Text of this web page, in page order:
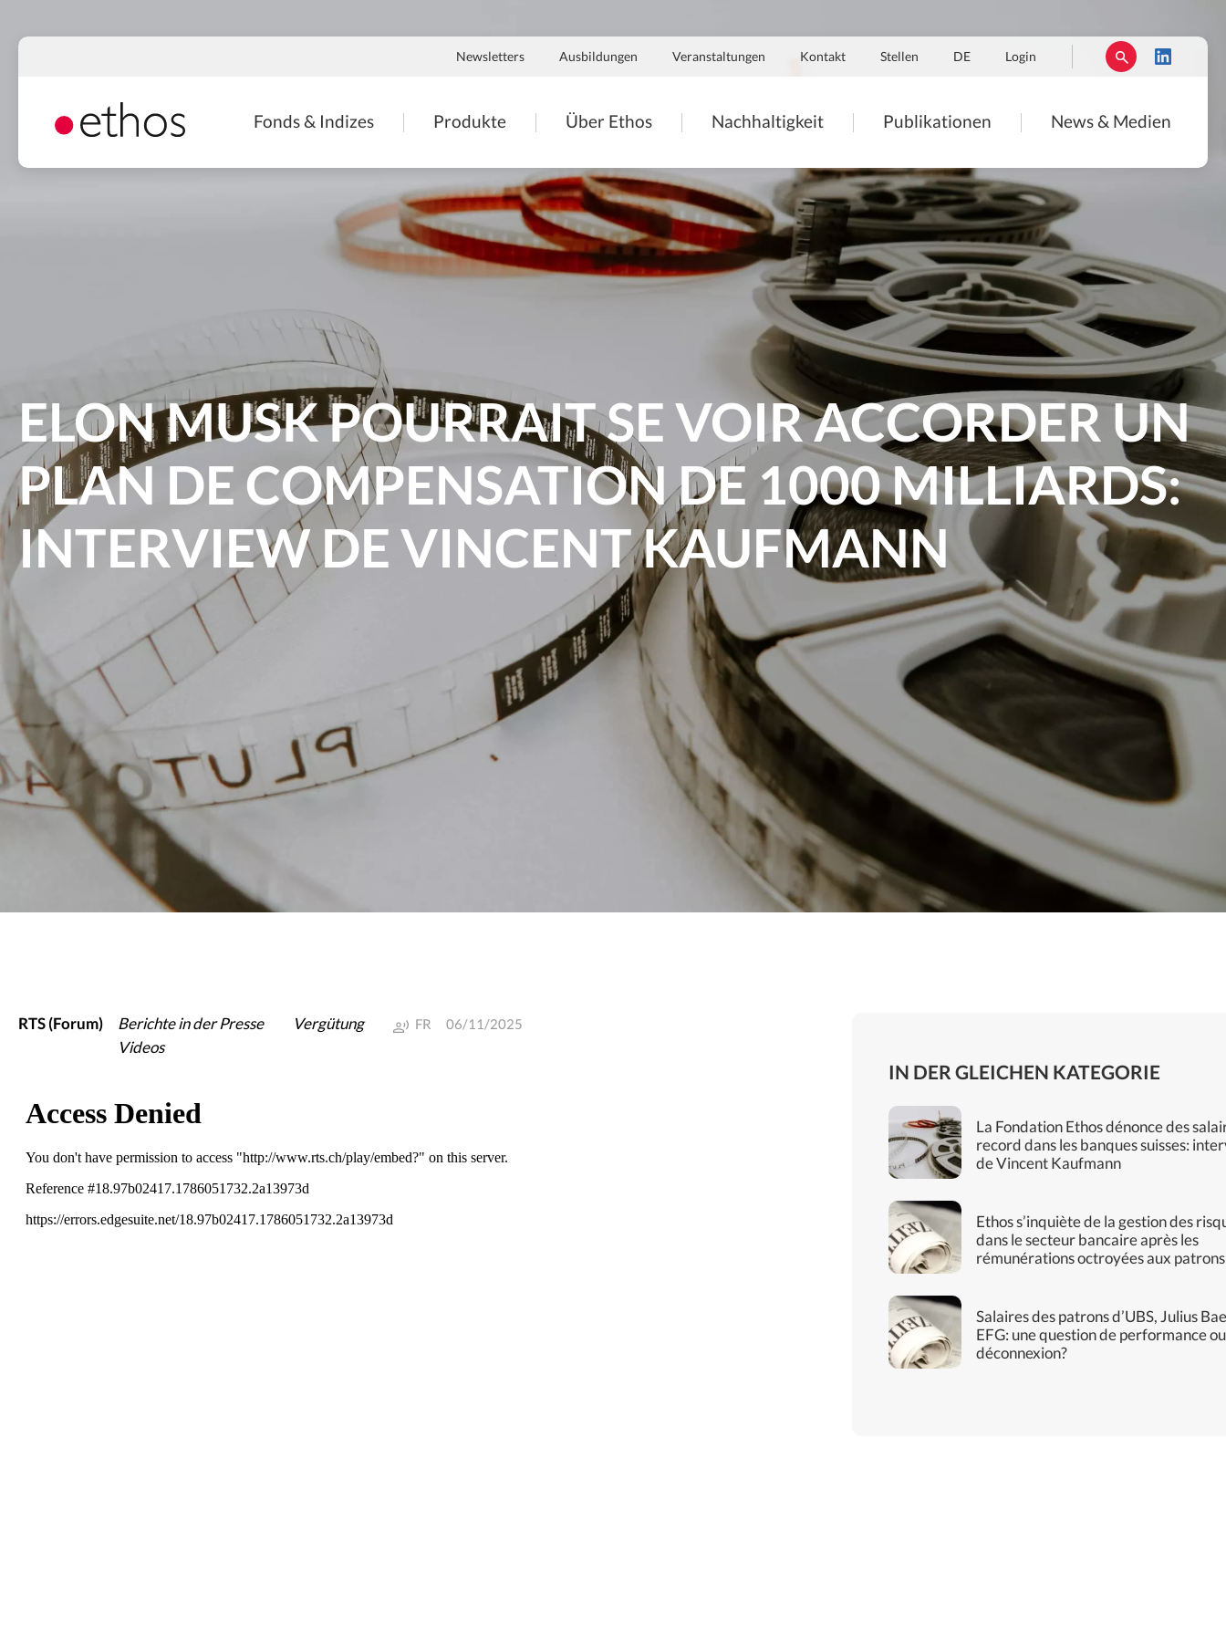
zum
Navigation
secondaire
Newsletters Ausbildungen Veranstaltungen Kontakt Stellen DE Login
Navigation
principale
Fonds & Indizes Produkte Über Ethos Nachhaltigkeit Publikationen News & Medien
ELON MUSK POURRAIT SE VOIR ACCORDER UN
PLAN DE COMPENSATION DE 1000 MILLIARDS:
INTERVIEW DE VINCENT KAUFMANN
RTS (Forum)
Berichte in der Presse
Videos
Vergütung FR 06/11/2025
IN DER GLEICHEN KATEGORIE
La Fondation Ethos dénonce des
record dans les banques suisses:
de Vincent Kaufmann
Ethos s’inquiète de la gestion des
dans le secteur bancaire après les
rémunérations octroyées aux patrons
Salaires des patrons d’UBS, Julius
EFG: une question de performance
déconnexion?